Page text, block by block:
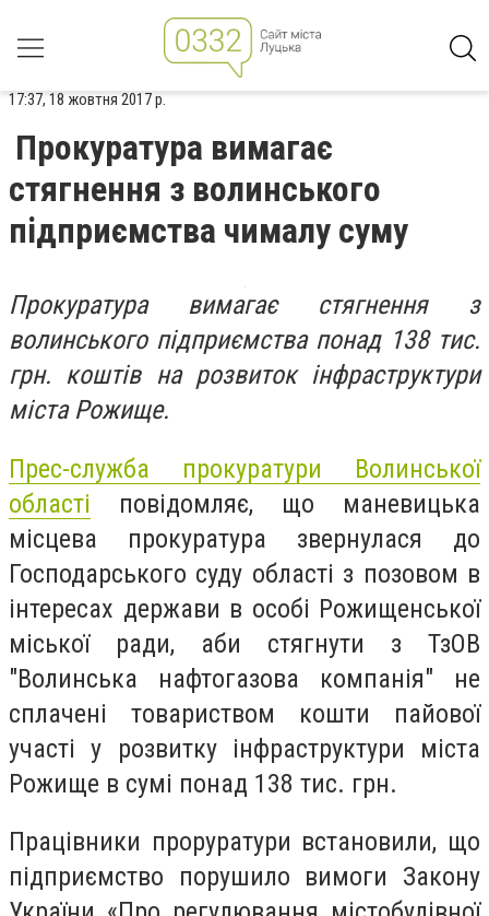
17:37, 18 жовтня 2017 р.
Прокуратура вимагає
стягнення з волинського
підприємства чималу суму
Прокуратура вимагає стягнення з
волинського підприємства понад 138 тис.
грн. коштів на розвиток інфраструктури
міста Рожище.
Прес-служба прокуратури Волинської
області повідомляє, що маневицька
місцева прокуратура звернулася до
Господарського суду області з позовом в
інтересах держави в особі Рожищенської
міської ради, аби стягнути з ТзОВ
"Волинська нафтогазова компанія" не
сплачені товариством кошти пайової
участі у розвитку інфраструктури міста
Рожище в сумі понад 138 тис. грн.
Працівники проруратури встановили, що
підприємство порушило вимоги Закону